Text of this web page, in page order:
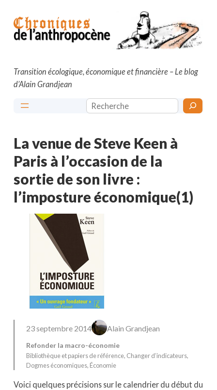
contenu
Transition écologique, économique et financière – Le blog
d’Alain Grandjean
Rechercher
La venue de Steve Keen à
Paris à l’occasion de la
sortie de son livre :
l’imposture économique(1)
23 septembre 2014 Alain Grandjean
Refonder la macro-économie
Bibliothèque et papiers de référence, Changer d’indicateurs
Dogmes économiques, Économie
Voici quelques précisions sur le calendrier du début du